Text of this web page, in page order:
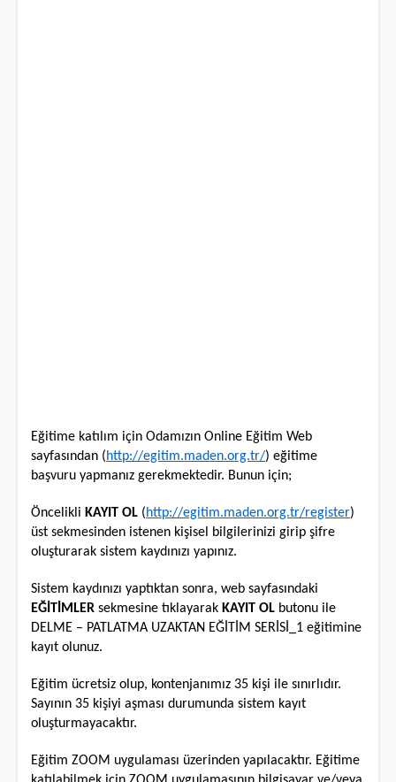
Eğitime katılım için Odamızın Online Eğitim Web
sayfasından (http://egitim.maden.org.tr/) eğitime
başvuru yapmanız gerekmektedir. Bunun için;
Öncelikli KAYIT OL (http://egitim.maden.org.tr/register)
üst sekmesinden istenen kişisel bilgilerinizi girip şifre
oluşturarak sistem kaydınızı yapınız.
Sistem kaydınızı yaptıktan sonra, web sayfasındaki
EĞİTİMLER sekmesine tıklayarak KAYIT OL butonu ile
DELME – PATLATMA UZAKTAN EĞİTİM SERİSİ_1 eğitimine
kayıt olunuz.
Eğitim ücretsiz olup, kontenjanımız 35 kişi ile sınırlıdır.
Sayının 35 kişiyi aşması durumunda sistem kayıt
oluşturmayacaktır.
Eğitim ZOOM uygulaması üzerinden yapılacaktır. Eğitime